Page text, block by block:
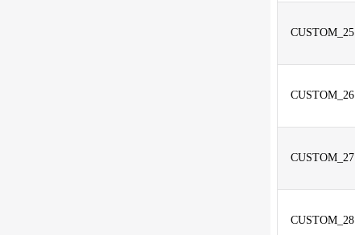
CUSTOM_25
CUSTOM_26
CUSTOM_27
CUSTOM_28